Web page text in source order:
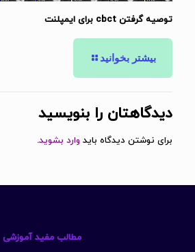
توصیه گرفتن cbct برای ایمپلنت
بیشتر بخوانید
دیدگاهتان را بنویسید
برای نوشتن دیدگاه باید وارد بشوید.
مطالب مفید آموزشی